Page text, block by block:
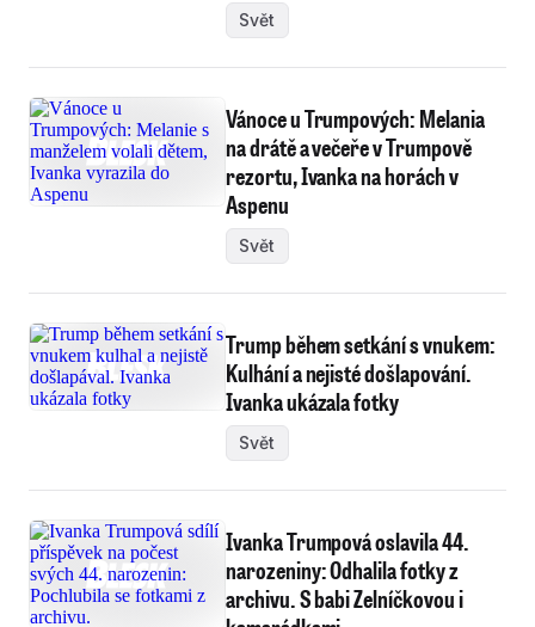
Svět
Vánoce u Trumpových: Melania
na drátě a večeře v Trumpově
rezortu, Ivanka na horách v
Aspenu
Svět
Trump během setkání s vnukem:
Kulhání a nejisté došlapování.
Ivanka ukázala fotky
Svět
Ivanka Trumpová oslavila 44.
narozeniny: Odhalila fotky z
archivu. S babi Zelníčkovou i